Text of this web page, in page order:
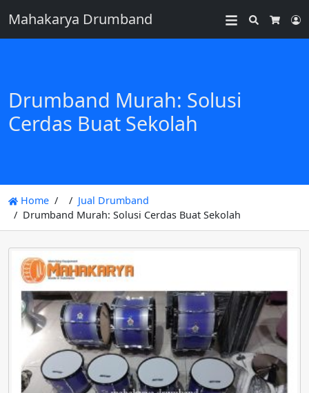
Mahakarya Drumband
Search
Drumband Murah: Solusi
Cerdas Buat Sekolah
Home
Jual Drumband
Drumband Murah: Solusi Cerdas Buat Sekolah